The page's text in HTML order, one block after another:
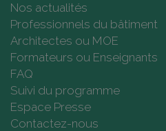
Nos actualités
Professionnels du bâtiment
Architectes ou MOE
Formateurs ou Enseignants
FAQ
Suivi du programme
Espace Presse
Contactez-nous